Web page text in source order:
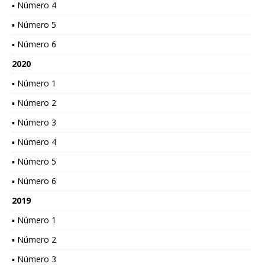
▪ Número 4
▪ Número 5
▪ Número 6
2020
▪ Número 1
▪ Número 2
▪ Número 3
▪ Número 4
▪ Número 5
▪ Número 6
2019
▪ Número 1
▪ Número 2
▪ Número 3